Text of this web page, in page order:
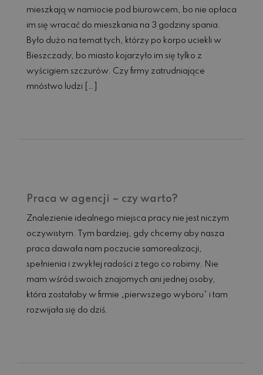
mieszkają w namiocie pod biurowcem, bo nie opłaca
im się wracać do mieszkania na 3 godziny spania.
Było dużo na temat tych, którzy po korpo uciekli w
Bieszczady, bo miasto kojarzyło im się tylko z
wyścigiem szczurów. Czy firmy zatrudniające
mnóstwo ludzi […]
Praca w agencji – czy warto?
Znalezienie idealnego miejsca pracy nie jest niczym
oczywistym. Tym bardziej, gdy chcemy aby nasza
praca dawała nam poczucie samorealizacji,
spełnienia i zwykłej radości z tego co robimy. Nie
mam wśród swoich znajomych ani jednej osoby,
która zostałaby w firmie „pierwszego wyboru” i tam
rozwijała się do dziś.